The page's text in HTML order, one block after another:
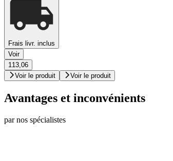
Frais livr. inclus
Voir
113,06
Voir le produit
Voir le produit
Avantages et inconvénients
par nos spécialistes